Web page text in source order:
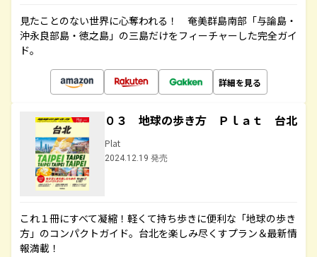
見たことのない世界に心奪われる！ 奄美群島南部「与論島・
沖永良部島・徳之島」の三島だけをフィーチャーした完全ガイ
ド。
詳細を見る
０３ 地球の歩き方 Ｐｌａｔ 台北
Plat
2024.12.19 発売
これ１冊にすべて凝縮！軽くて持ち歩きに便利な「地球の歩き
方」のコンパクトガイド。台北を楽しみ尽くすプラン＆最新情
報満載！